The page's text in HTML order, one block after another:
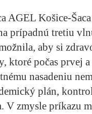
AGEL Košice-
prípadnú tretiu
aby si
ktoré počas prvej
nasadeniu
plán,
V zmysle príkazu